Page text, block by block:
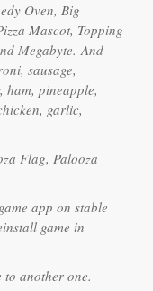
Oven, Big
Mascot, Topping
Megabyte. And
sausage,
ham, pineapple,
garlic,
Flag, Palooza
app on stable
game in
another one.